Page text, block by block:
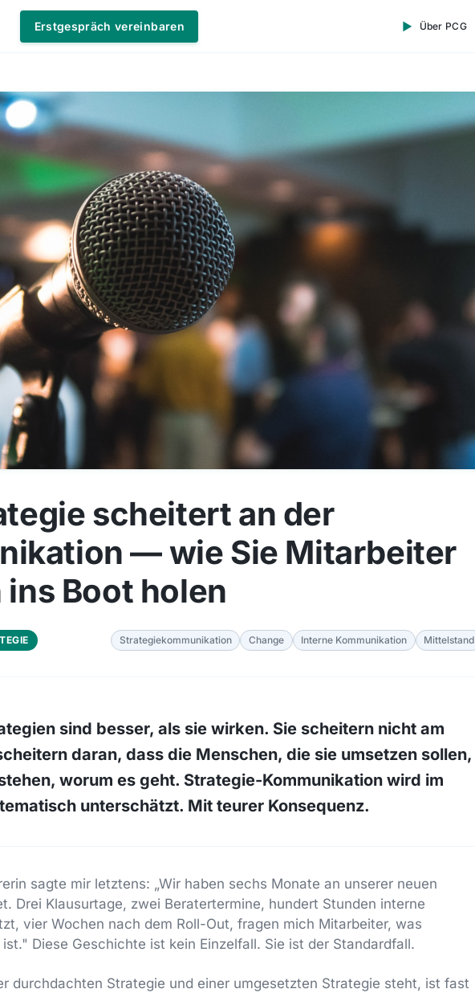
Erstgespräch vereinbaren Über PCG
scheitert an der
— wie Sie Mitarbeiter
Boot holen
Strategiekommunikation Change Interne Kommunikation Mittelstand
sind besser, als sie wirken. Sie scheitern nicht am
daran, dass die Menschen, die sie umsetzen sollen,
worum es geht. Strategie-Kommunikation wird im
unterschätzt. Mit teurer Konsequenz.
sagte mir letztens: „Wir haben sechs Monate an unserer neuen
Drei Klausurtage, zwei Beratertermine, hundert Stunden interne
vier Wochen nach dem Roll-Out, fragen mich Mitarbeiter, was
Diese Geschichte ist kein Einzelfall. Sie ist der Standardfall.
durchdachten Strategie und einer umgesetzten Strategie steht, ist fast